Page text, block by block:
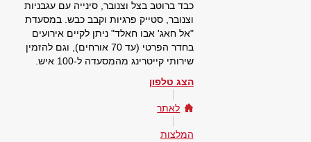
כבד ברוטב בצל וצנובר, סינייה עם עגבניות
וצנובר, סטייק פרגיות וקבב כבש. במסעדת
"אל חאג' אבו חאלד" ניתן לקיים אירועים
בחדר הפרטי (עד 70 אורחים), וגם להזמין
שירותי קייטרינג מהמסעדה ל-100 איש.
הצג טלפון
לאתר
המלצות